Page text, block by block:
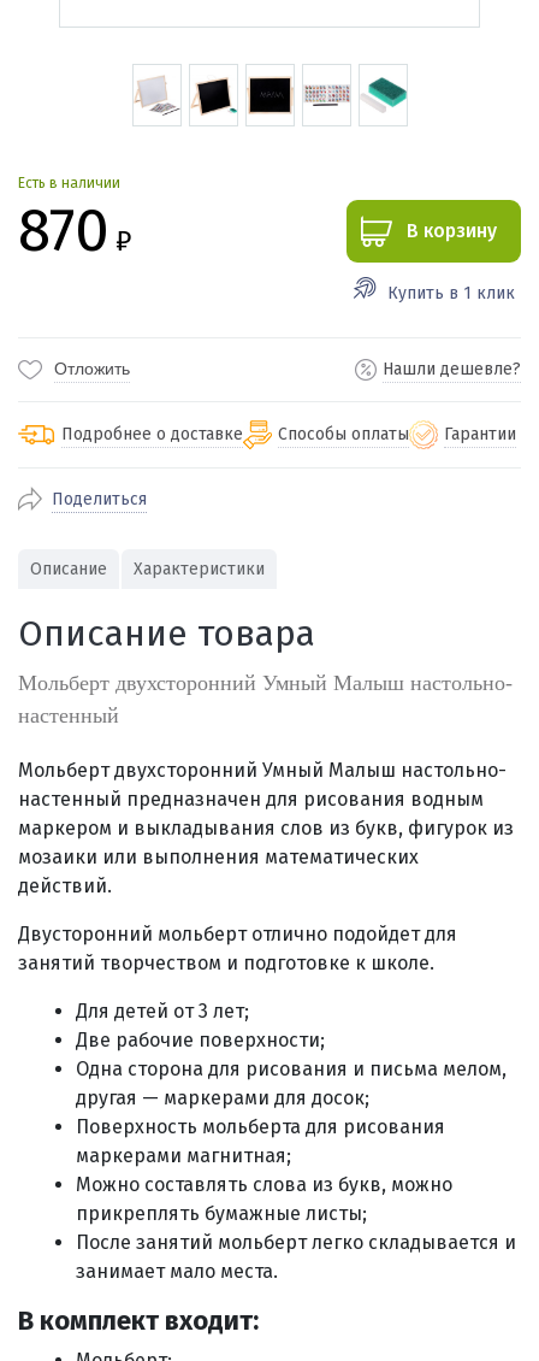
Есть в наличии
870 ₽ В корзину
Купить в 1 клик
Отложить Нашли дешевле?
Подробнее о доставке
По Екатеринбургу бесплатная
По близлежащим городам
Отправляем во все регионы России
службами Пэк, Кит, Луч, Сдэк, Озон
доставка, Почта РФ или любой другой
транспортной компанией на Ваш выбор
Способы оплаты
Екатеринбурга и близлежащих
Через СБП при получении (для
Екатеринбурга и близлежащих
городов)
Онлайн через СБП
Гарантии
Поделиться
Описание Характеристики
Описание товара
Мольберт двухсторонний Умный Малыш настольно-
настенный
Мольберт двухсторонний Умный Малыш настольно-
настенный предназначен для рисования водным
маркером и выкладывания слов из букв, фигурок из
мозаики или выполнения математических
действий.
Двусторонний мольберт отлично подойдет для
занятий творчеством и подготовке к школе.
Для детей от 3 лет;
Две рабочие поверхности;
Одна сторона для рисования и письма мелом,
другая — маркерами для досок;
Поверхность мольберта для рисования
маркерами магнитная;
Можно составлять слова из букв, можно
прикреплять бумажные листы;
После занятий мольберт легко складывается и
занимает мало места.
В комплект входит: